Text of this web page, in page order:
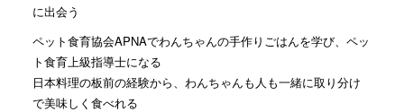
に出会う
ペット食育協会APNAでわんちゃんの手作りごはんを学び、ペッ
ト食育上級指導士になる
日本料理の板前の経験から、わんちゃんも人も一緒に取り分け
で美味しく食べれる